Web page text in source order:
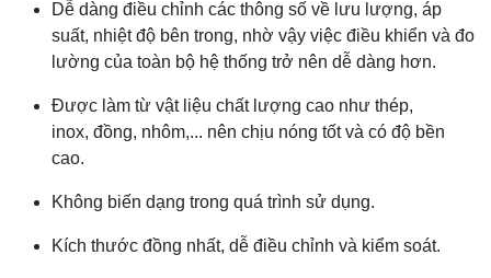
Dễ dàng điều chỉnh các thông số về lưu lượng, áp
suất, nhiệt độ bên trong, nhờ vậy việc điều khiển và đo
lường của toàn bộ hệ thống trở nên dễ dàng hơn.
Được làm từ vật liệu chất lượng cao như thép,
inox, đồng, nhôm,... nên chịu nóng tốt và có độ bền
cao.
Không biến dạng trong quá trình sử dụng.
Kích thước đồng nhất, dễ điều chỉnh và kiểm soát.